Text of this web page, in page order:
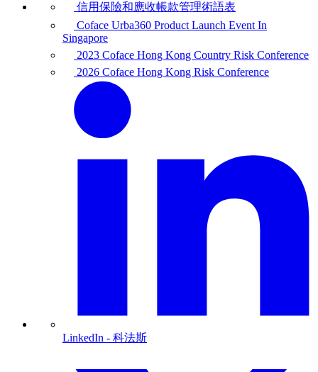
信用保險和應收帳款管理術語表
Coface Urba360 Product Launch Event In
Singapore
2023 Coface Hong Kong Country Risk Conference
2026 Coface Hong Kong Risk Conference
LinkedIn - 科法斯